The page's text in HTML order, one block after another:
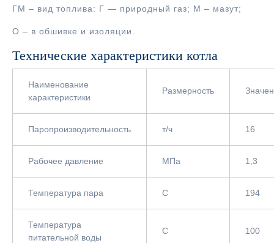
ГМ – вид топлива: Г — природный газ; М – мазут;
О – в обшивке и изоляции.
Технические характеристики котла
Наименование
характеристики
Размерность
Паропроизводительность т/ч 16
Рабочее давление МПа 1,3
Температура пара С 194
Температура
питательной воды
С 100